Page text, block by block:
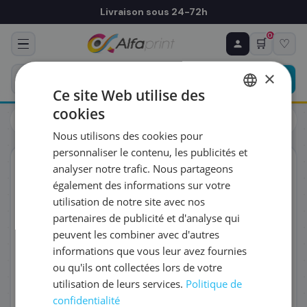
Livraison sous 24-72h
🛒
0
♡
Toners
HP
ORIGINAL
♻ COMMANDE RÉCURRENTE
Prévoyez & économisez
Programmez votre prochain achat — notre équipe
vous prépare un devis personnalisé
RÉFÉRENCE DU PRODUIT
FRÉQUENCE
QUANTITÉ PAR LIVRAISON
DATE DE PREMIÈRE LIVRAISON SOUHAITÉE
×
Ce site Web utilise des
cookies
Nous utilisons des cookies pour
personnaliser le contenu, les publicités et
analyser notre trafic. Nous partageons
également des informations sur votre
utilisation de notre site avec nos
partenaires de publicité et d'analyse qui
peuvent les combiner avec d'autres
informations que vous leur avez fournies
ou qu'ils ont collectées lors de votre
utilisation de leurs services. Politique de
confidentialité